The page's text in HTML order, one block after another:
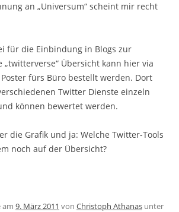
an „Universum“ scheint mir recht
für die Einbindung in Blogs zur
Übersicht kann hier via
fürs Büro bestellt werden. Dort
Twitter Dienste einzeln
können bewertet werden.
die Grafik und ja: Welche Twitter-Tools
noch auf der Übersicht?
am 9. März 2011 von Christoph Athanas unter